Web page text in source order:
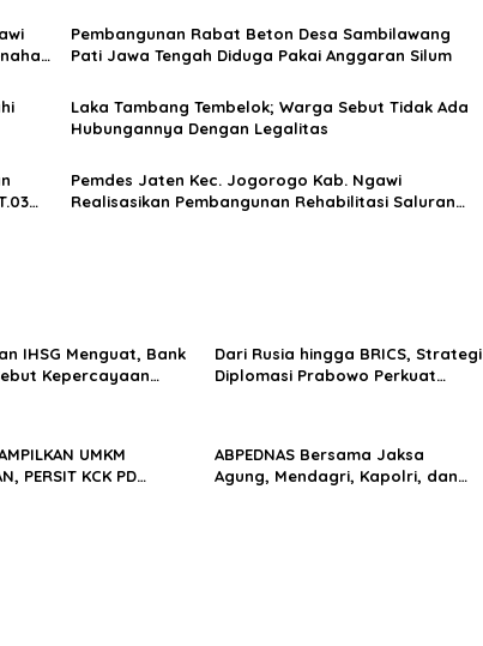
Pembangunan Rabat Beton Desa Sambilawang
Pati Jawa Tengah Diduga Pakai Anggaran Silum
Laka Tambang Tembelok; Warga Sebut Tidak Ada
Hubungannya Dengan Legalitas
Pemdes Jaten Kec. Jogorogo Kab. Ngawi
Realisasikan Pembangunan Rehabilitasi Saluran
IHSG Menguat, Bank
Kepercayaan
Dari Rusia hingga BRICS, Strategi
Diplomasi Prabowo Perkuat
UMKM
PERSIT KCK PD
ABPEDNAS Bersama Jaksa
Agung, Mendagri, Kapolri, dan